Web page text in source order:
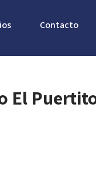
Contacto
El